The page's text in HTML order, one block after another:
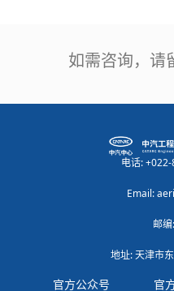
如需咨询，请
电话:
Email:
邮
地址: 天津市
官方公众号 官